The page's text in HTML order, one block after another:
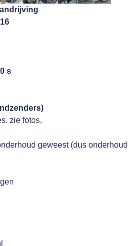
s
zie fotos,
geweest (dus onderhoud